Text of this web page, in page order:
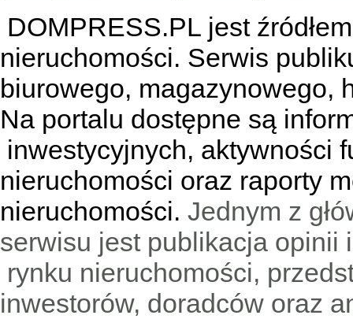
DOMPRESS.PL jest
nieruchomości. Serwis
biurowego, magazynowego,
Na portalu dostępne są
inwestycyjnych, aktywności
nieruchomości oraz raporty
nieruchomości. Jednym z
serwisu jest publikacja
rynku nieruchomości,
inwestorów, doradców oraz